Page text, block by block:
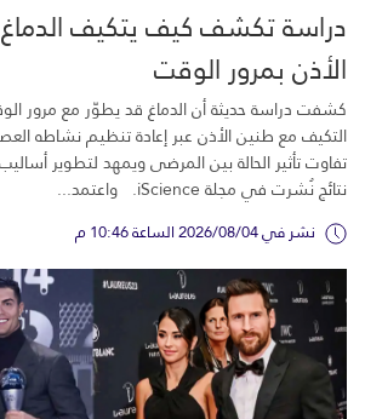
دراسة تكشف كيف يتكيف
الأذن بمرور الوقت
كشفت دراسة حديثة أن الدماغ قد يطوّر مع مرور
التكيف مع طنين الأذن عبر إعادة تنظيم نشاطه
تفاوت تأثير الحالة بين المرضى ويمهد لتطوير
نتائج نُشرت في مجلة iScience. واعتمد...
نشر في 2026/08/04 الساعة 10:46 م